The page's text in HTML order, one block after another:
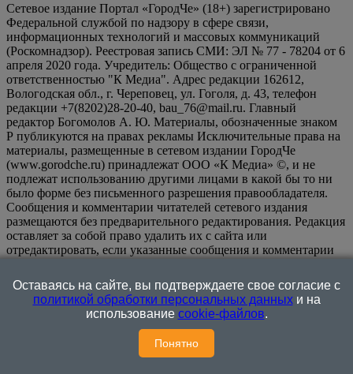
Сетевое издание Портал «ГородЧе» (18+) зарегистрировано
Федеральной службой по надзору в сфере связи,
информационных технологий и массовых коммуникаций
(Роскомнадзор). Реестровая запись СМИ: ЭЛ № 77 - 78204 от 6
апреля 2020 года. Учредитель: Общество с ограниченной
ответственностью "К Медиа". Адрес редакции 162612,
Вологодская обл., г. Череповец, ул. Гоголя, д. 43, телефон
редакции +7(8202)28-20-40, bau_76@mail.ru. Главный
редактор Богомолов А. Ю. Материалы, обозначенные знаком
Р публикуются на правах рекламы Исключительные права на
материалы, размещенные в сетевом издании ГородЧе
(www.gorodche.ru) принадлежат ООО «К Медиа» ©, и не
подлежат использованию другими лицами в какой бы то ни
было форме без письменного разрешения правообладателя.
Сообщения и комментарии читателей сетевого издания
размещаются без предварительного редактирования. Редакция
оставляет за собой право удалить их с сайта или
отредактировать, если указанные сообщения и комментарии
или нарушением иных требований закона.
информационном ресурсе применяются рекомендательные
технологии (информационные технологии предоставления
информации на основе сбора, систематизации и анализа
сведений, относящихся к предпочтениям пользователей сети
"Интернет", находящихся на территории Российской
Оставаясь на сайте, вы подтверждаете свое согласие с
политикой обработки персональных данныхи на
использование cookie-файлов.
Понятно